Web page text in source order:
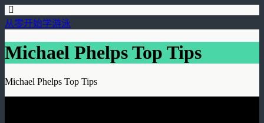
从零开始学游泳
Michael Phelps Top Tips
Michael Phelps Top Tips